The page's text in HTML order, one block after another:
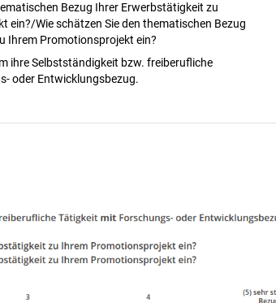
Bezug Ihrer Erwerbstätigkeit zu
ein?/Wie schätzen Sie den thematischen Bezug
Ihrem Promotionsprojekt ein?
ihre Selbstständigkeit bzw. freiberufliche
oder Entwicklungsbezug.